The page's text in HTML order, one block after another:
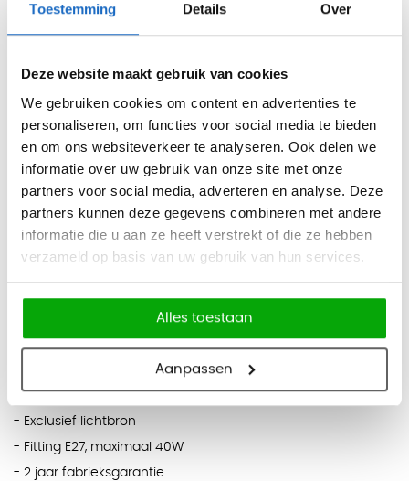
Toestemming Details Over
Deze website maakt gebruik van cookies
We gebruiken cookies om content en advertenties te
personaliseren, om functies voor social media te bieden
en om ons websiteverkeer te analyseren. Ook delen we
informatie over uw gebruik van onze site met onze
partners voor social media, adverteren en analyse. Deze
partners kunnen deze gegevens combineren met andere
informatie die u aan ze heeft verstrekt of die ze hebben
verzameld op basis van uw gebruik van hun services.
Alles toestaan
Aanpassen
krijgt. De lamp wordt exclusief lichtbron geleverd en heeft
een snoerlengte van 110 cm. Creëer de perfecte sfeer in uw
- Amberkleurig glas
Afmetingen:
- Lamp: H45 x B35 x D35
- Snoerlengte: 110 cm
- Dimbaar
- Te bedienen met een wandschakelaar
- Lengte snoer: 110 cm
- Exclusief lichtbron
- Fitting E27, maximaal 40W
- 2 jaar fabrieksgarantie